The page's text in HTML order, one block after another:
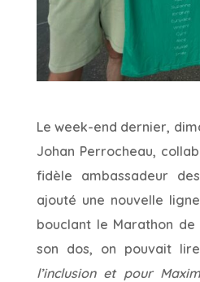
Le week-end dernier,
Johan Perrocheau,
fidèle ambassadeur
ajouté une nouvelle
bouclant le Marathon de
son dos, on pouvait
l’inclusion et pour